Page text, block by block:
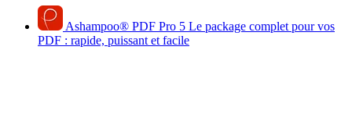
Ashampoo® PDF Pro 5 Le package complet pour vos
PDF : rapide, puissant et facile